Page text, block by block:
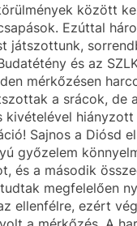
között
Ezúttal
játszottunk,
és az
mérkőzésen
a srácok, de
kivételével hiányzott
Sajnos a Diósd
győzelem
és a második
megfelelően
ellenfélre, ezért